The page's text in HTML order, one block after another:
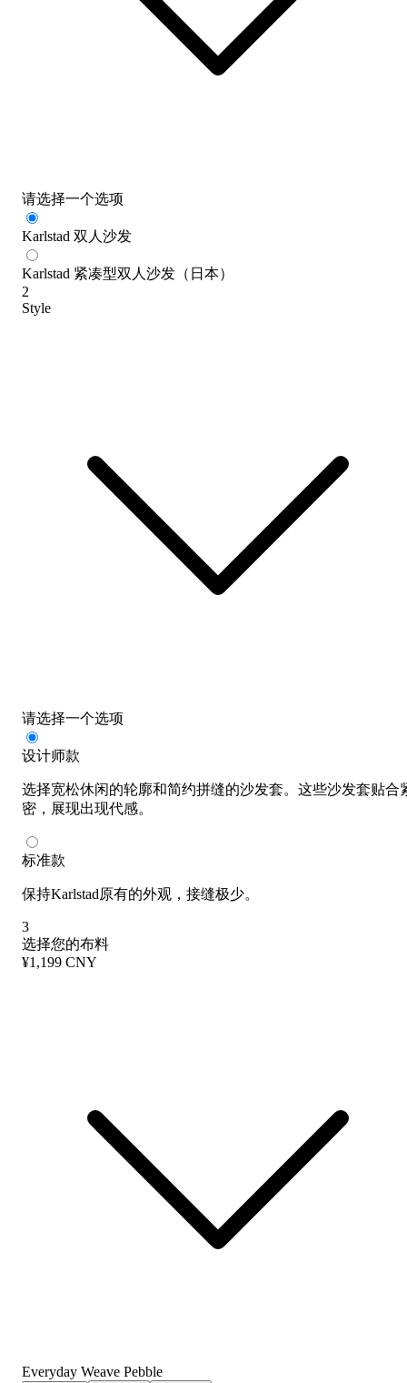
请选择一个选项
Karlstad 双人沙发
Karlstad 紧凑型双人沙发（日本）
2
Style
请选择一个选项
设计师款
选择宽松休闲的轮廓和简约拼缝的沙发套。这些沙发套贴合
密，展现出现代感。
标准款
保持Karlstad原有的外观，接缝极少。
3
选择您的布料
¥1,199 CNY
Everyday Weave Pebble